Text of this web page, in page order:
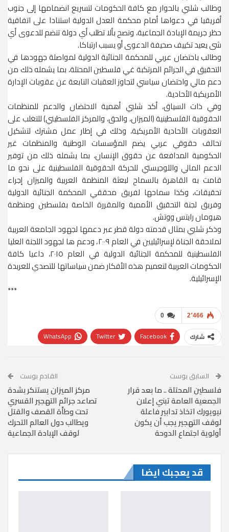
وطالب شلبي بالحوار مع كافة الحكومات لتسريع انضمامها إلى جنوب
أفريقيا في دعواها أمام محكمة العدل الدولية استنادا على اتفاقية
حظر جريمة الإبادة الجماعية، ونصح بألا تطلب أي دولة تنضم للدعوى أي
شى يعيد تكييف صحيفة الدعوى أو يسبب ارتباكا.
وطالب باحتضان عربي للمحكمة الجنائية الدولية لمواصلة جهودها في
التحقيق في الجرائم المرتكبة غي فلسطين المحتلة، بما يشمله ذلك من
دعم مالي واحتضان سياسي لتجاوز العقبات النابعة عن عقوبات الإدارة
الأمريكية الأحادية.
وفي ذات السياق، أكد شلبي أهمية الاحتضان والدعم للمنظمات
الحقوقية الفلسطينية (الميزان، والحق، والمركز الفلسطيني) للتغلب على
العقوبات الأحادية الأمريكية، وذلك في إطار عمل مشترك لتشكيل
تحالف حقوقي عربي يضم المؤسسات الوطنية والمنظمات غير
الحكومية المدافعة عن حقوق الإنسان، بما يشمله ذلك من توفير
الدعم المالي واللوجيستي للحركة الحقوقية الفلسطينية على نحو ما
قامت به القاهرة بالسماح لبعثة المنظمة العربية والميزان إجراء
تحقيقات، وكذا سماحها لفريق محققي المحكمة الجنائية الدولية
وفريق لجنة التحقيق الأممية والمقررة الخاصة بفلسطين ومنظمة
هيومان رايتس ووتش.
وذكر شلبي بمثال قدمته دولة قطر عبر دعمها لجهود الجامعة العربية
لملاحقة الجناة لإسرائيليين في العام ٢٠٠٩، ودعم ها لجهود اللجنة العليا
الفلسطينية للمحكمة الجنائية الدولية في العام ٢٠١٥، داعيا كافة
الحكومات العربية لتعميم هذه الأفكار ضمن سياساتها للتصدي للعربدة
الإسرائيلية.
***
0 2٬466
شارك Facebook
Twitter
WhatsApp
السابق بوست
فلسطين المحتلة .. ما بعد قرار
الجمعية العامة تبني إعلان
نيويورك اتخاذ تدابير فاعلة
لوقف التهجير يجب أن يكون
أولوية اجتماع الدوحة
القادم بوست
مركز الميزان يستنكر بشدة
تصاعد جرائم التهجير القسري
تحت وطأة القصف والقتل
ويطالب دول العالم التحرك
لوقف الإبادة الجماعية
قد يعجبك ايضا